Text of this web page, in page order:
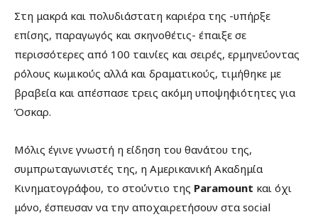
Στη μακρά και πολυδιάστατη καριέρα της -υπήρξε
επίσης, παραγωγός και σκηνοθέτις- έπαιξε σε
περισσότερες από 100 ταινίες και σειρές, ερμηνεύοντας
ρόλους κωμικούς αλλά και δραματικούς, τιμήθηκε με
βραβεία και απέσπασε τρεις ακόμη υποψηφιότητες για
Όσκαρ.
Μόλις έγινε γνωστή η είδηση του θανάτου της,
συμπρωταγωνιστές της, η Αμερικανική Ακαδημία
Κινηματογράφου, το στούντιο της Paramount και όχι
μόνο, έσπευσαν να την αποχαιρετήσουν στα social